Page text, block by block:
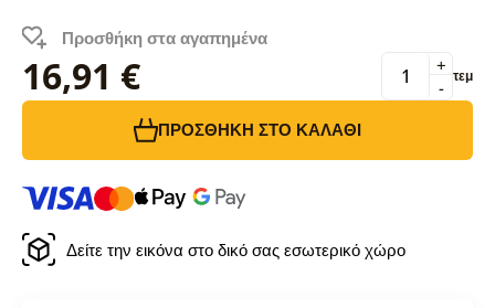
Προσθήκη στα αγαπημένα
16,91 € -
+ τεμ
ΠΡΟΣΘΉΚΗ ΣΤΟ ΚΑΛΆΘΙ
Δείτε την εικόνα στο δικό σας εσωτερικό χώρο